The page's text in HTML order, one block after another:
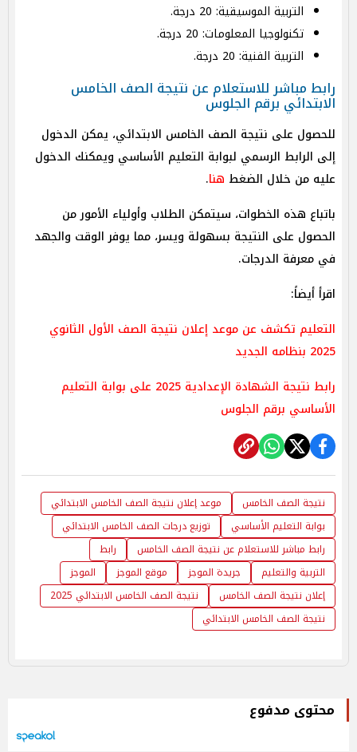
التربية الموسيقية: 20 درجة.
تكنولوجيا المعلومات: 20 درجة.
التربية الفنية: 20 درجة.
رابط مباشر للاستعلام عن نتيجة الصف الخامس
الابتدائي برقم الجلوس
للحصول على نتيجة الصف الخامس الابتدائي، يمكن الدخول
إلى الرابط الرسمي لبوابة التعليم الأساسي ويمكنك الدخول
عليه من خلال الضغط هنا.
باتباع هذه الخطوات، سيتمكن الطلاب وأولياء الأمور من
الحصول على النتيجة بسهولة ويسر، مما يوفر الوقت والجهد
في معرفة الدرجات.
اقرأ أيضاً:
التعليم تكشف عن موعد إعلان نتيجة الصف الأول الثانوي
2025 بنظامه الجديد
رابط نتيجة الشهادة الإعدادية 2025 على بوابة التعليم
الأساسي برقم الجلوس
نتيجة الصف الخامس
موعد إعلان نتيجة الصف الخامس الابتدائي
بوابة التعليم الأساسي
توزيع درجات الصف الخامس الابتدائي
رابط مباشر للاستعلام عن نتيجة الصف الخامس
رابط
التربية والتعليم
جريدة الموجز موقع الموجز
الموجز
إعلان نتيجة الصف الخامس
نتيجة الصف الخامس الابتدائي 2025
نتيجة الصف الخامس الابتدائي
محتوى مدفوع